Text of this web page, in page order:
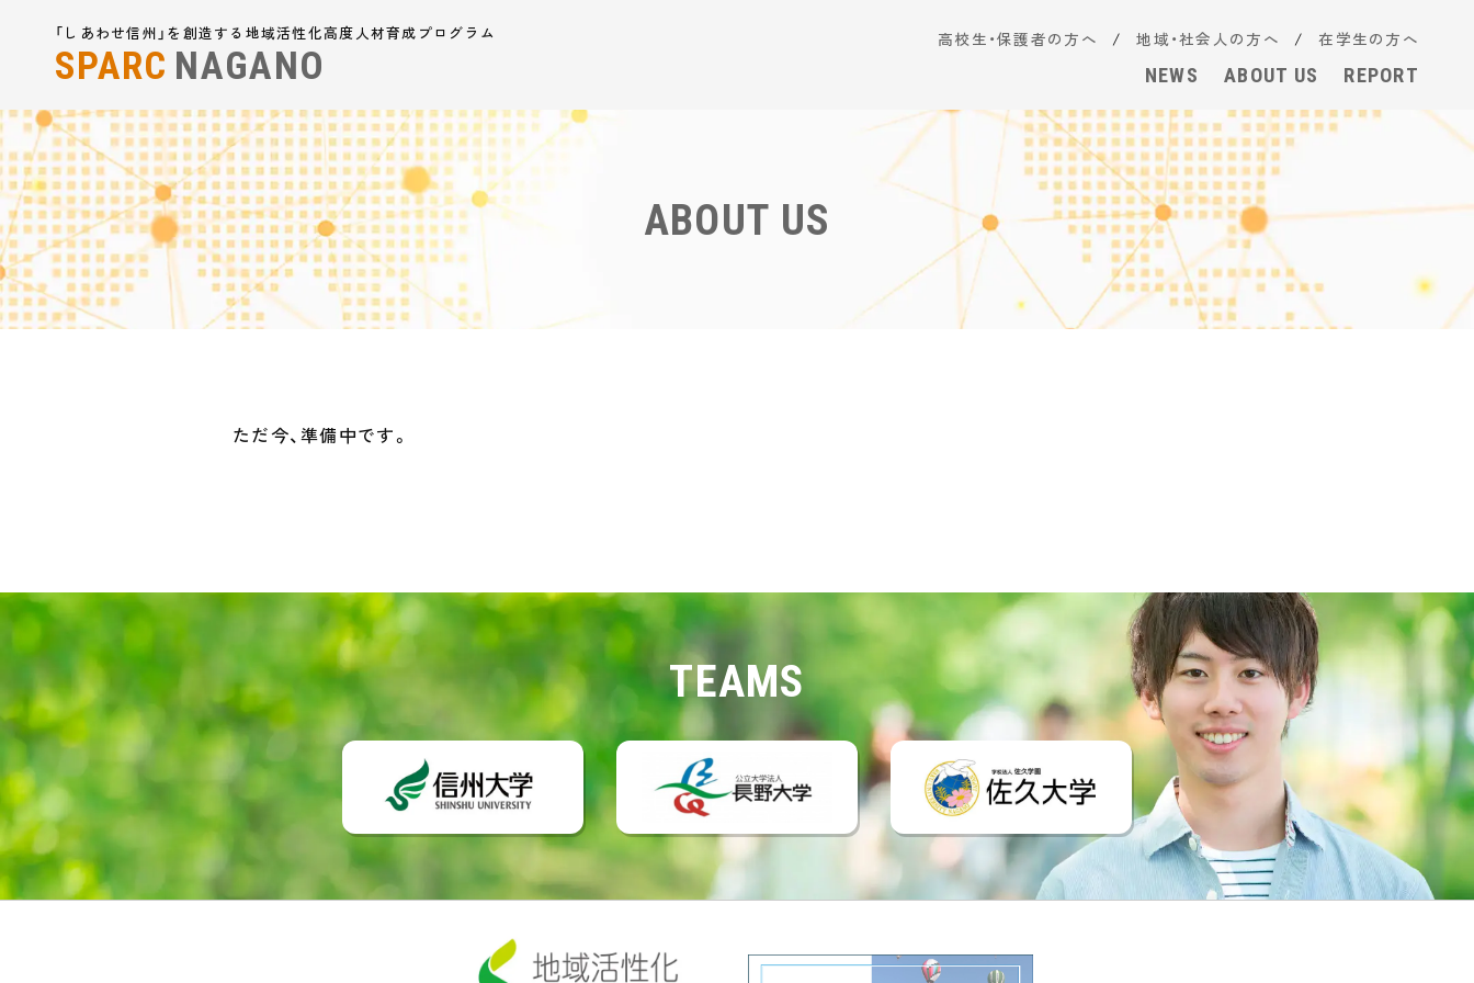
「しあわせ信州」を創造する地域活性化高度人材育成プログラム
SPARC NAGANO
高校生・保護者の方へ 地域・社会人の方へ 在学生の方へ
NEWS ABOUT US REPORT
ABOUT US
ただ今、準備中です。
TEAMS